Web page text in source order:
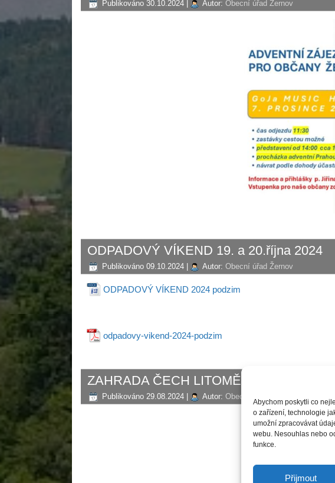
Abychom poskytli co
o zařízení, technologie
umožní zpracovávat
webu. Nesouhlas nebo
funkce.
Přijmout
Publikováno 30.10.2024 Autor: Obecní úřad Žernov
ODPADOVÝ VÍKEND 19. a 20.října 2024
Publikováno 09.10.2024 Autor: Obecní úřad Žernov
ODPADOVÝ VÍKEND 2024 podzim
odpadovy-vikend-2024-podzim
ZAHRADA ČECH LITOMĚŘICE 14. září
Publikováno 29.08.2024 Autor: Obecní úřad Žernov